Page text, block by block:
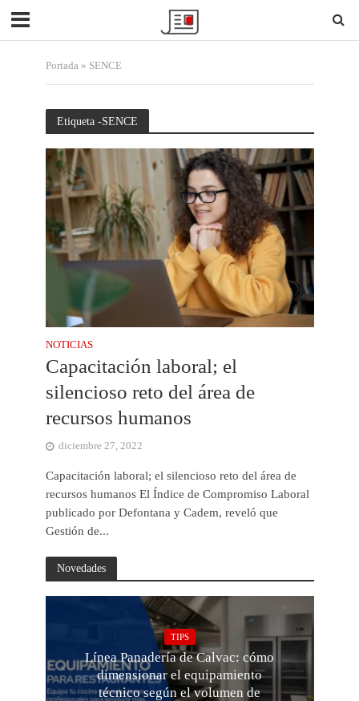
Portada» SENCE
Etiqueta -SENCE
NOTICIAS
Capacitación laboral; el
silencioso reto del área de
recursos humanos
diciembre 27, 2022
Capacitación laboral; el silencioso reto del área de
recursos humanos El Índice de Compromiso Laboral
publicado por Defontana y Cadem, reveló que
Gestión de...
Novedades
TIPS
Línea Panadería de Calvac: cómo
dimensionar el equipamiento
técnico según el volumen de